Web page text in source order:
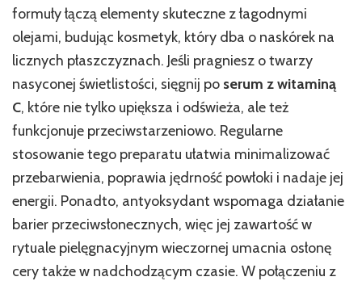
formuły łączą elementy skuteczne z łagodnymi
olejami, budując kosmetyk, który dba o naskórek na
licznych płaszczyznach. Jeśli pragniesz o twarzy
nasyconej świetlistości, sięgnij po serum z witaminą
C, które nie tylko upiększa i odświeża, ale też
funkcjonuje przeciwstarzeniowo. Regularne
stosowanie tego preparatu ułatwia minimalizować
przebarwienia, poprawia jędrność powłoki i nadaje jej
energii. Ponadto, antyoksydant wspomaga działanie
barier przeciwsłonecznych, więc jej zawartość w
rytuale pielęgnacyjnym wieczornej umacnia osłonę
cery także w nadchodzącym czasie. W połączeniu z